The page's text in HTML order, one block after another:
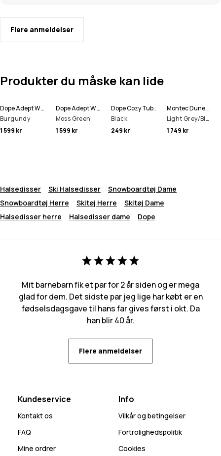
Flere anmeldelser
Produkter du måske kan lide
Dope Adept W Snowboardjakke Dame
Burgundy
1 599 kr
Dope Adept W Snowboardjakke Dame
Moss Green
1 599 kr
Dope Cozy Tube Halsedisse
Black
249 kr
Montec Dune W Snowboardjakke Dame
Light Grey/Black/Metal Blue
1 749 kr
Halsedisser Ski Halsedisser
Snowboardtøj Dame
Snowboardtøj Herre
Skitøj Herre
Skitøj Dame
Halsedisser herre
Halsedisser dame Dope
Mit barnebarn fik et par for 2 år siden og er mega
glad for dem. Det sidste par jeg lige har købt er en
fødselsdagsgave til hans far gives først i okt. Da
han blir 40 år.
Flere anmeldelser
Kundeservice
Kontakt os
FAQ
Mine ordrer
Info
Vilkår og betingelser
Fortrolighedspolitik
Cookies